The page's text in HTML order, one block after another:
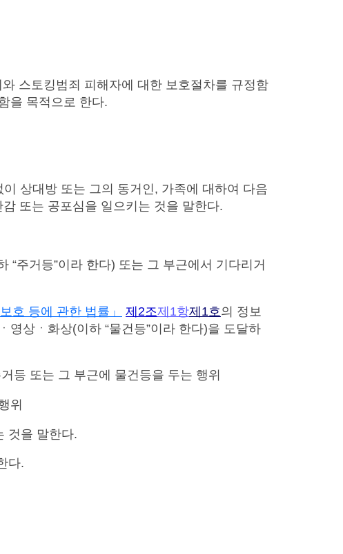
스토킹범죄 피해자에 대한 보호절차를 규정함
을 목적으로 한다.
상대방 또는 그의 동거인, 가족에 대하여 다음
또는 공포심을 일으키는 것을 말한다.
주거등”이라 한다) 또는 그 부근에서 기다리거
호 등에 관한 법률」 제2조제1항제1호의 정보
상ㆍ화상(이하 “물건등”이라 한다)을 도달하
등 또는 그 부근에 물건등을 두는 행위
위
것을 말한다.
다.